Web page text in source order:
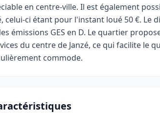
en centre-ville. Il est également
celui-ci étant pour l'instant loué 50 €. Le
émissions GES en D. Le quartier
du centre de Janzé, ce qui facilite le
commode.